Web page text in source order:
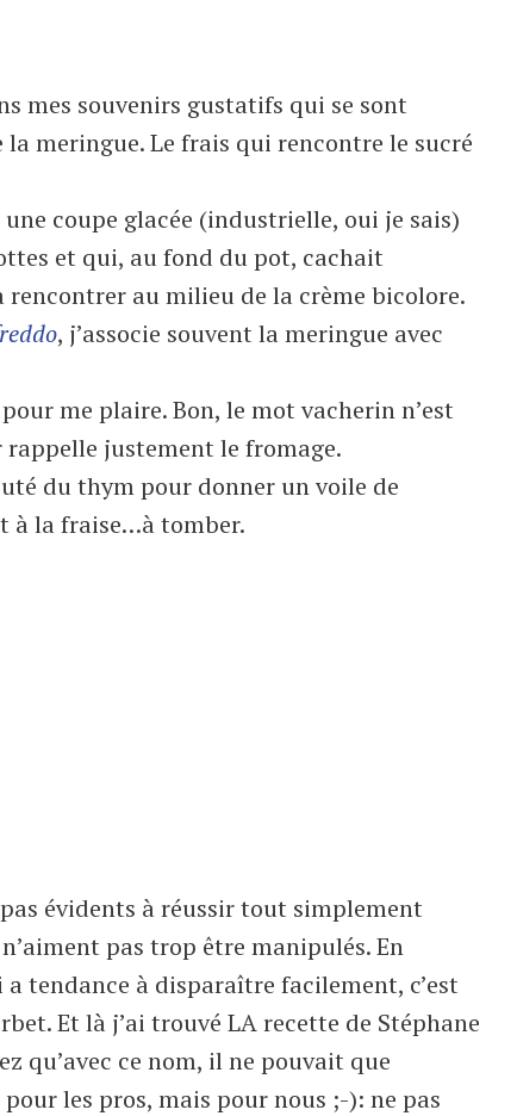
mes souvenirs gustatifs qui se sont
meringue. Le frais qui rencontre le sucré
coupe glacée (industrielle, oui je sais)
et qui, au fond du pot, cachait
rencontrer au milieu de la crème bicolore.
, j’associe souvent la meringue avec
me plaire. Bon, le mot vacherin n’est
justement le fromage.
du thym pour donner un voile de
à la fraise…à tomber.
évidents à réussir tout simplement
pas trop être manipulés. En
tendance à disparaître facilement, c’est
Et là j’ai trouvé LA recette de Stéphane
qu’avec ce nom, il ne pouvait que
les pros, mais pour nous ;-): ne pas